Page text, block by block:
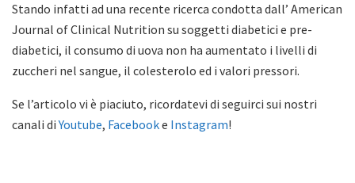
Stando infatti ad una recente ricerca condotta dall’ American
Journal of Clinical Nutrition su soggetti diabetici e pre-
diabetici, il consumo di uova non ha aumentato i livelli di
zuccheri nel sangue, il colesterolo ed i valori pressori.
Se l’articolo vi è piaciuto, ricordatevi di seguirci sui nostri
canali diYoutube, Facebooke Instagram!